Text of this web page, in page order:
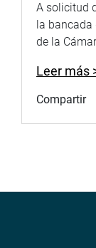
A solicitud
la bancada
de la
Leer más
Compartir